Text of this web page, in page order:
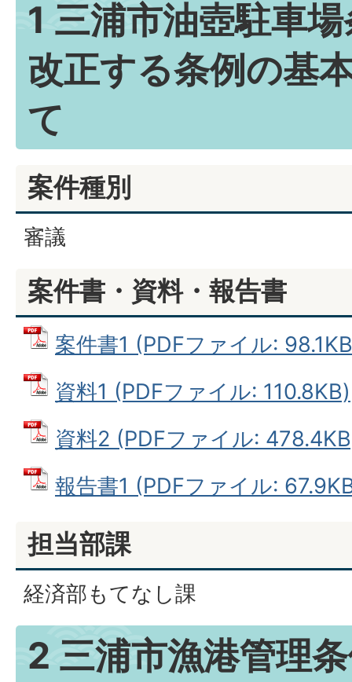
1 三浦市油壺駐車
改正する条例の基
て
案件種別
審議
案件書・資料・報告書
案件書1 (PDFファイル:
資料1 (PDFファイル: 110.8KB)
資料2 (PDFファイル:
報告書1 (PDFファイル:
担当部課
経済部もてなし課
2 三浦市漁港管理